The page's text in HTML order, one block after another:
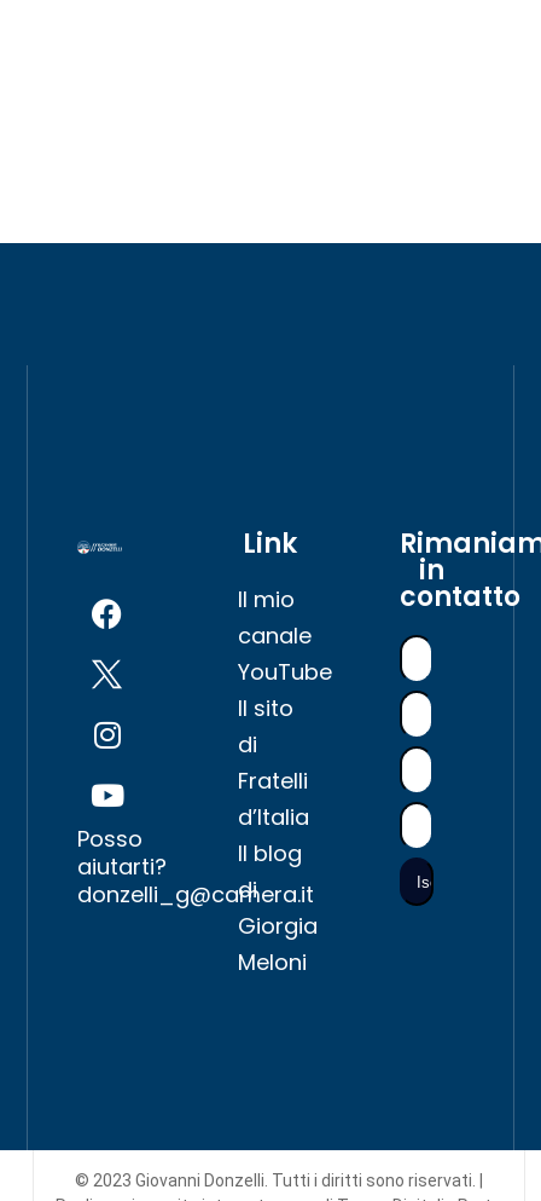
Posso
aiutarti?
donzelli_g@camera.it
Link
Il mio
canale
YouTube
Il sito
di
Fratelli
d’Italia
Il blog
di
Giorgia
Meloni
in
contatto
© 2023 Giovanni Donzelli. Tutti i diritti sono riservati. |